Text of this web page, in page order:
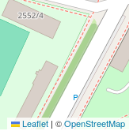
Leaflet | ©OpenStreetMap